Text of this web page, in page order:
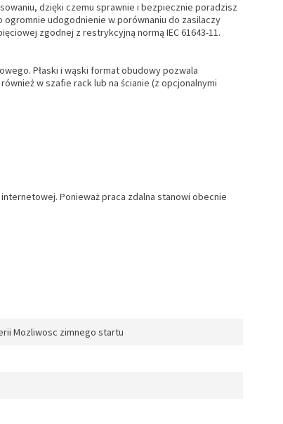
dzięki czemu sprawnie i bezpiecznie poradzisz
ogromnie udogodnienie w porównaniu do zasilaczy
zgodnej z restrykcyjną normą IEC 61643-11.
Płaski i wąski format obudowy pozwala
w szafie rack lub na ścianie (z opcjonalnymi
Ponieważ praca zdalna stanowi obecnie
Mozliwosc zimnego startu